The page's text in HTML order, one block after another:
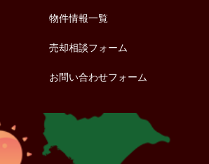
物件情報一覧
売却相談フォーム
お問い合わせフォーム